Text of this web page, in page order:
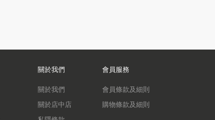
關於我們
關於我們
關於店中店
會員服務
會員條款及細則
購物條款及細則